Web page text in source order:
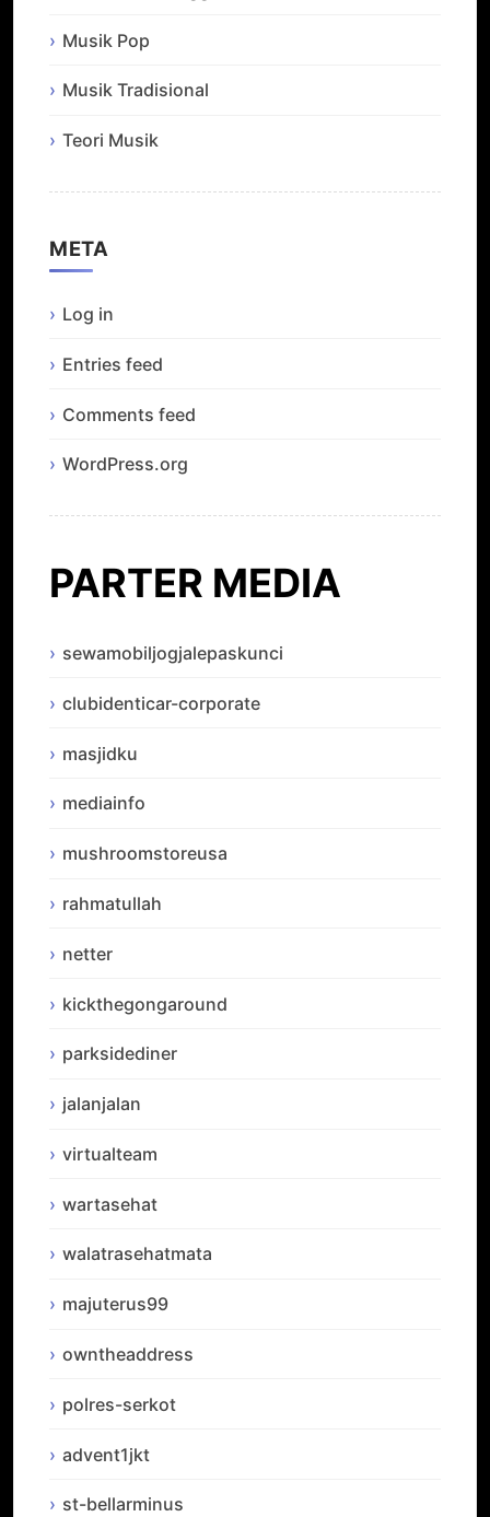
Musik Pop
Musik Tradisional
Teori Musik
META
Log in
Entries feed
Comments feed
WordPress.org
PARTER MEDIA
sewamobiljogjalepaskunci
clubidenticar-corporate
masjidku
mediainfo
mushroomstoreusa
rahmatullah
netter
kickthegongaround
parksidediner
jalanjalan
virtualteam
wartasehat
walatrasehatmata
majuterus99
owntheaddress
polres-serkot
advent1jkt
st-bellarminus